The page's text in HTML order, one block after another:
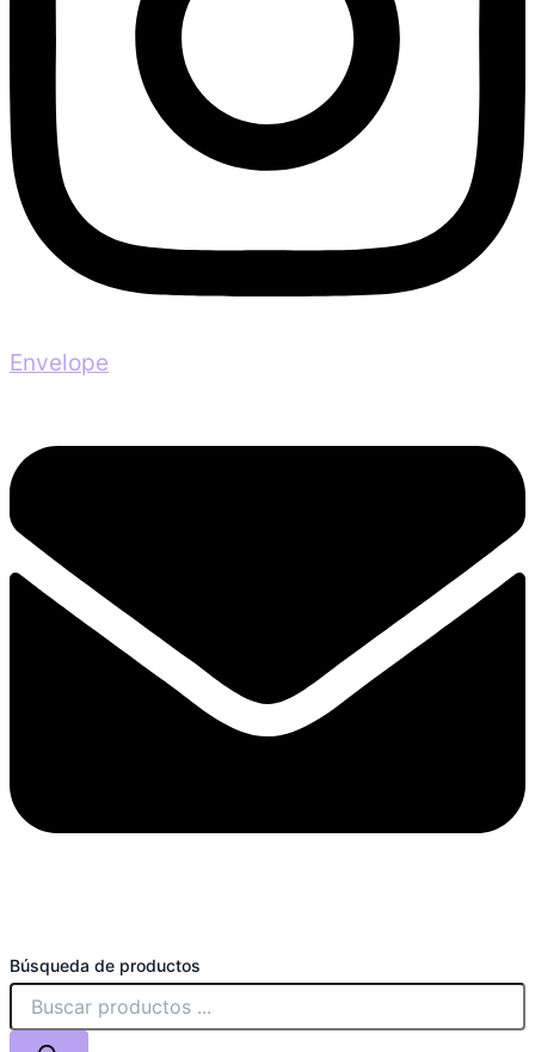
Envelope
Búsqueda de productos